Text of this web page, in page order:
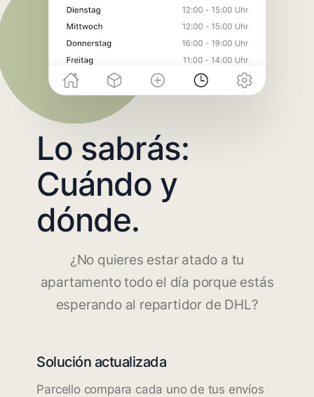
Lo sabrás:
Cuándo y
dónde.
¿No quieres estar atado a tu
apartamento todo el día porque estás
esperando al repartidor de DHL?
Solución actualizada
Parcello compara cada uno de tus envíos